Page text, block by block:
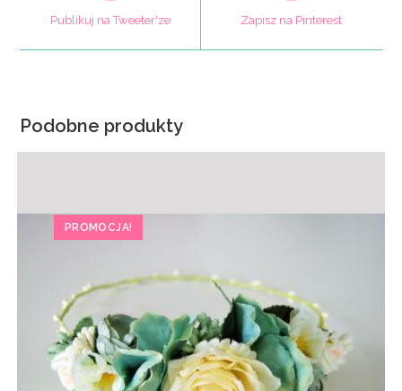
new
window
Publikuj na Tweeter'ze
window
Zapisz na Pinterest
Podobne produkty
PROMOCJA!